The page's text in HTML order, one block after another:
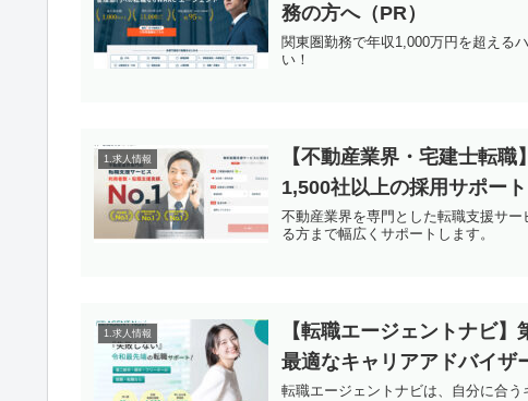
務の方へ（PR）
関東圏勤務で年収1,000万円を超える
い！
1.求人情報
【不動産業界・宅建士転
1,500社以上の採用サポート
不動産業界を専門とした転職支援サ
る方まで幅広くサポートします。
1.求人情報
【転職エージェントナビ
最適なキャリアアドバイザ
転職エージェントナビは、自分に合